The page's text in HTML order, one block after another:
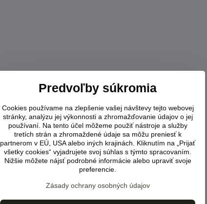
Predvoľby súkromia
Cookies používame na zlepšenie vašej návštevy tejto webovej
stránky, analýzu jej výkonnosti a zhromažďovanie údajov o jej
používaní. Na tento účel môžeme použiť nástroje a služby
tretích strán a zhromaždené údaje sa môžu preniesť k
partnerom v EÚ, USA alebo iných krajinách. Kliknutím na „Prijať
všetky cookies“ vyjadrujete svoj súhlas s týmto spracovaním.
Nižšie môžete nájsť podrobné informácie alebo upraviť svoje
preferencie.
Zásady ochrany osobných údajov